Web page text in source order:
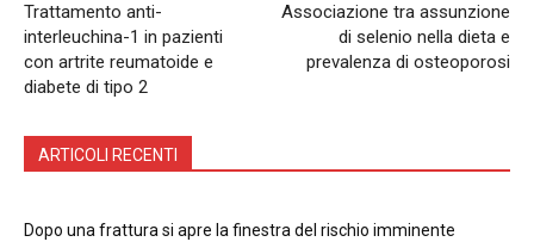
Trattamento anti-
interleuchina-1 in pazienti
con artrite reumatoide e
diabete di tipo 2
Associazione tra assunzione
di selenio nella dieta e
prevalenza di osteoporosi
ARTICOLI RECENTI
Dopo una frattura si apre la finestra del rischio imminente